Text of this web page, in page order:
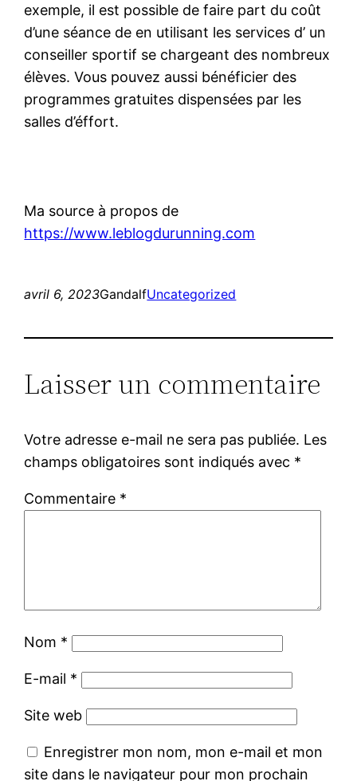
exemple, il est possible de faire part du coût
d’une séance de en utilisant les services d’ un
conseiller sportif se chargeant des nombreux
élèves. Vous pouvez aussi bénéficier des
programmes gratuites dispensées par les
salles d’éffort.
Ma source à propos de
https://www.leblogdurunning.com
avril 6, 2023GandalfUncategorized
Laisser un commentaire
Votre adresse e-mail ne sera pas publiée. Les
champs obligatoires sont indiqués avec *
Commentaire *
Nom *
E-mail *
Site web
Enregistrer mon nom, mon e-mail et mon
site dans le navigateur pour mon prochain